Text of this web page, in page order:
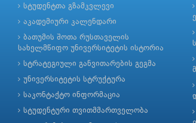
სტუდენტთა გზამკვლევი
აკადემიური კალენდარი
ბათუმის შოთა რუსთაველის
სახელმწიფო უნივერსიტეტის ისტორია
სტრატეგიული განვითარების გეგმა
უნივერსიტეტის სტრუქტურა
საკონტაქტო ინფორმაცია
სტუდენტური თვითმმართველობა